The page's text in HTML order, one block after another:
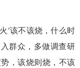
该不该烧，什么时
群众，多做调查研
，该烧则烧，不该